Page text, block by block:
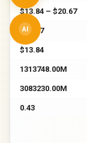
$13.84 – $20.67
$20.67
$13.84
1313748.00M
3083230.00M
0.43
AI